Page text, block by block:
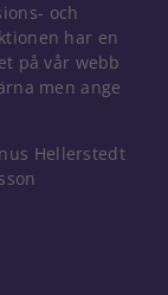
och
har en
på vår webb
men ange
Hellerstedt